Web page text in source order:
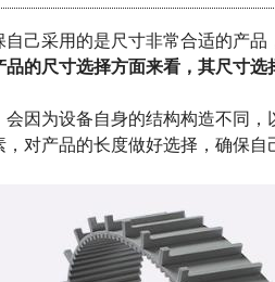
己采用的是尺寸非常合适的产品
的尺寸选择方面来看，其尺寸选
为设备自身的结构构造不同，
对产品的长度做好选择，确保